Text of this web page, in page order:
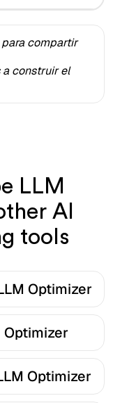
compartir
a construir el
LLM
AI
tools
Optimizer
Optimizer
Optimizer